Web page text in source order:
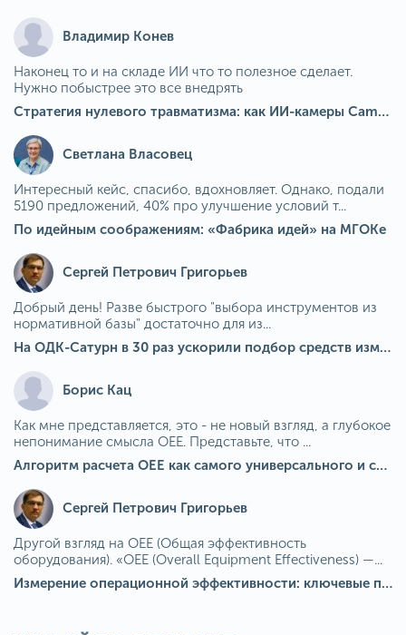
Владимир Конев
Наконец то и на складе ИИ что то полезное сделает.
Нужно побыстрее это все внедрять
Стратегия нулевого травматизма: как ИИ-камеры Camkord снижают риск наезда на пешехода при работе на погрузчике
Светлана Власовец
Интересный кейс, спасибо, вдохновляет. Однако, подали
5190 предложений, 40% про улучшение условий т...
По идейным соображениям: «Фабрика идей» на МГОКе
Сергей Петрович Григорьев
Добрый день! Разве быстрого "выбора инструментов из
нормативной базы" достаточно для из...
На ОДК-Сатурн в 30 раз ускорили подбор средств измерения для контроля качества продукции
Борис Кац
Как мне представляется, это - не новый взгляд, а глубокое
непонимание смысла OEE. Представьте, что ...
Алгоритм расчета ОЕЕ как самого универсального и современного показателя эффективности оборудования в мире
Сергей Петрович Григорьев
Другой взгляд на OEE (Общая эффективность
оборудования). «OEE (Overall Equipment Effectiveness) —...
Измерение операционной эффективности: ключевые показатели для непрерывного совершенствования